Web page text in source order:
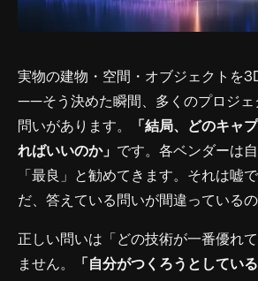
実物の建物・空間・オブジェクトを
——そう決めた瞬間、多くのプロジェ
問いがあります。
「結局、どのキャ
ればいいのか」 です。各ベンダーは
「最良」と勧めてきます。それは嘘
だ、答えている問いが間違っているの
正しい問いは「どの技術が一番優れ
ません。
「自分がつくろうとしてい